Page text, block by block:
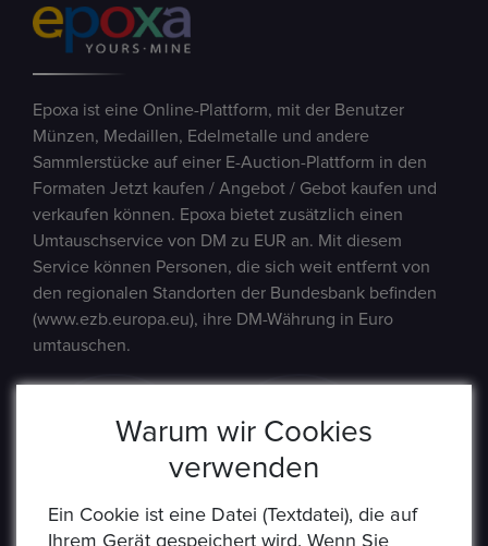
Epoxa ist eine Online-Plattform, mit der Benutzer
Münzen, Medaillen, Edelmetalle und andere
Sammlerstücke auf einer E-Auction-Plattform in den
Formaten Jetzt kaufen / Angebot / Gebot kaufen und
verkaufen können. Epoxa bietet zusätzlich einen
Umtauschservice von DM zu EUR an. Mit diesem
Service können Personen, die sich weit entfernt von
den regionalen Standorten der Bundesbank befinden
(www.ezb.europa.eu), ihre DM-Währung in Euro
umtauschen.
Warum wir Cookies
verwenden
Ein Cookie ist eine Datei (Textdatei), die auf
Ihrem Gerät gespeichert wird. Wenn Sie